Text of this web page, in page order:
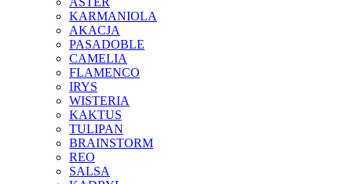
KARMANIOLA
AKACJA
PASADOBLE
CAMELIA
FLAMENCO
IRYS
WISTERIA
KAKTUS
TULIPAN
BRAINSTORM
REO
SALSA